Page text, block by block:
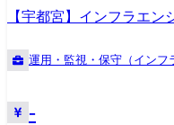
【宇都宮】インフラエン
運用・監視・保守（インフ
-